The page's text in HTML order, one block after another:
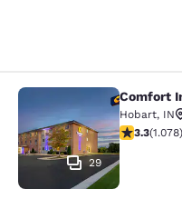
Comfort Inn
29
Comfort
Hobart, IN
3.3(1.078)